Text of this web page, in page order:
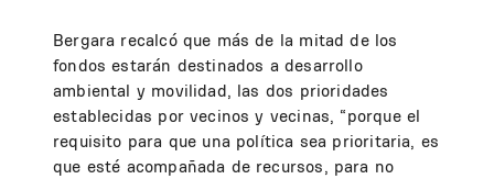
Bergara recalcó que más de la mitad de los
fondos estarán destinados a desarrollo
ambiental y movilidad, las dos prioridades
establecidas por vecinos y vecinas, “porque el
requisito para que una política sea prioritaria, es
que esté acompañada de recursos, para no